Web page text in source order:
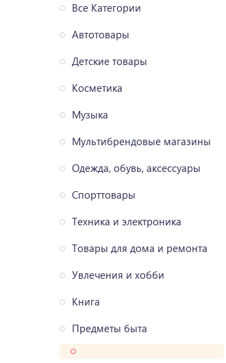
Все Категории
Автотовары
Детские товары
Косметика
Музыка
Мультибрендовые магазины
Одежда, обувь, аксессуары
Спорттовары
Техника и электроника
Товары для дома и ремонта
Увлечения и хобби
Книга
Предметы быта